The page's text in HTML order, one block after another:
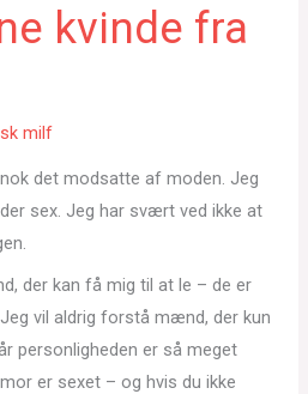
kvinde fra
milf
det modsatte af moden. Jeg
sex. Jeg har svært ved ikke at
der kan få mig til at le – de er
vil aldrig forstå mænd, der kun
personligheden er så meget
er sexet – og hvis du ikke